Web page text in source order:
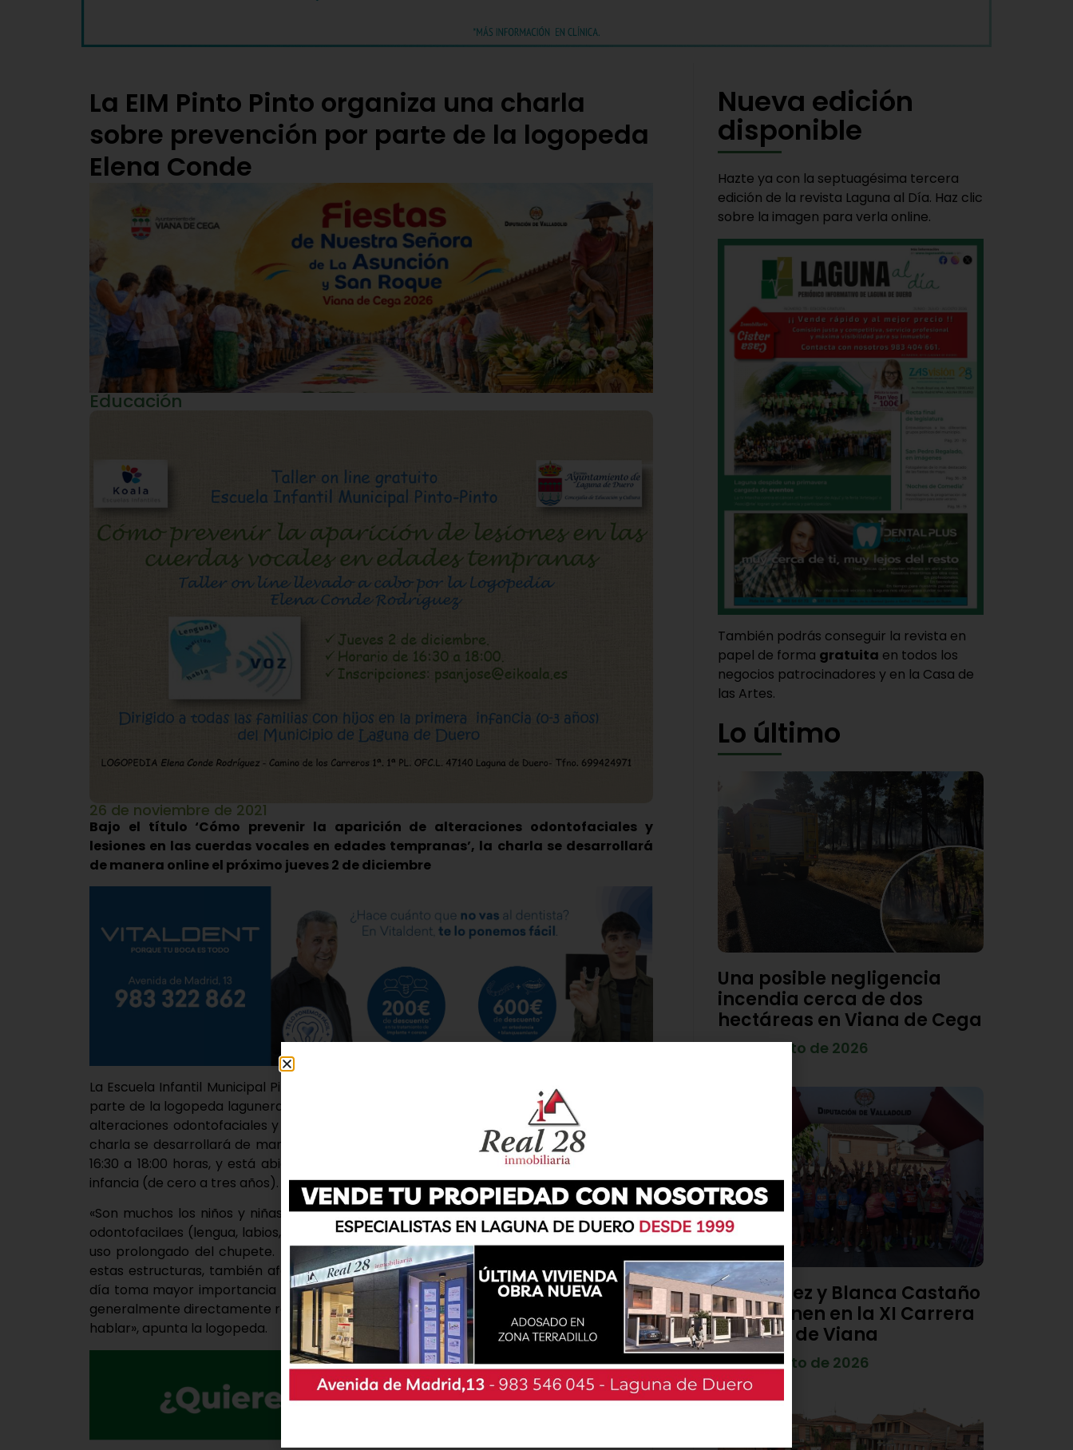
La EIM Pinto Pinto organiza una charla
sobre prevención por parte de la logopeda
Elena Conde
Educación
26 de noviembre de 2021
Bajo el título ‘Cómo prevenir la aparición de alteraciones odontofaciales y
lesiones en las cuerdas vocales en edades tempranas’, la charla se desarrollará
de manera online el próximo jueves 2 de diciembre
La Escuela Infantil Municipal Pinto Pinto organiza una charla-taller sobre prevención por
parte de la logopeda lagunera Elena Conde. Bajo el título ‘Cómo prevenir la aparición de
alteraciones odontofaciales y lesiones en las cuerdas vocales en edades tempranas’, la
charla se desarrollará de manera online el próximo jueves 2 de diciembre en horario de
16:30 a 18:00 horas, y está abierta y dirigida a todas las familias con hijos en la primera
infancia (de cero a tres años).
«Son muchos los niños y niñas que desarrollan alteraciones en una o varias estructuras
odontofacilaes (lengua, labios, arcada dentaria, paladar…) por chuparse el dedo ó por el
uso prolongado del chupete. Este hecho, además de afectar al correcto desarrollo de
estas estructuras, también afecta al correcto desarrollo del habla. Por otro lado, cada
día toma mayor importancia la temprana aparición de lesiones en las cuerdas vocales,
generalmente directamente relacionado con el elevado volumen que los niños usan para
hablar», apunta la logopeda.
Nueva edición
disponible
Hazte ya con la septuagésima tercera
edición de la revista Laguna al Día. Haz clic
sobre la imagen para verla online.
También podrás conseguir la revista en
papel de forma gratuita en todos los
negocios patrocinadores y en la Casa de
las Artes.
Lo último
Una posible negligencia
incendia cerca de dos
hectáreas en Viana de Cega
7 de agosto de 2026
Diego Díez y Blanca Castaño
se imponen en la XI Carrera
Popular de Viana
4 de agosto de 2026